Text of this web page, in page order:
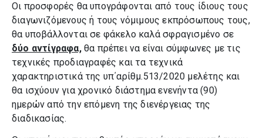
Οι προσφορές θα υπογράφονται από τους ίδιους τους
διαγωνιζόμενους ή τους νόμιμους εκπρόσωπους τους,
θα υποβάλλονται σε φάκελο καλά σφραγισμένο σε
δύο αντίγραφα,θα πρέπει να είναι σύμφωνες με τις
τεχνικές προδιαγραφές και τα τεχνικά
χαρακτηριστικά της υπ΄αρίθμ.513/2020 μελέτης και
θα ισχύουν για χρονικό διάστημα ενενήντα (90)
ημερών από την επόμενη της διενέργειας της
διαδικασίας.